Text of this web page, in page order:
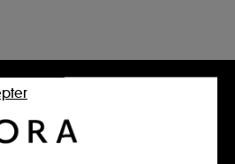
article
DES OFFRES